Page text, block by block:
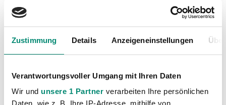
Zustimmung Details Anzeigeneinstellungen
Verantwortungsvoller Umgang mit Ihren Daten
Wir und unsere 1 Partner verarbeiten Ihre persönlichen
Daten, wie z. B. Ihre IP-Adresse, mithilfe von
Kategorien
Akademie
Allgemeine News
(606)